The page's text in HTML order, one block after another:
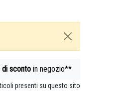
di sconto in negozio**
presenti su questo sito